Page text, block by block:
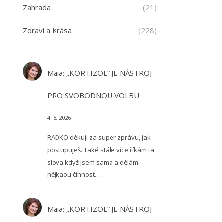
Zahrada (21)
Zdraví a Krása (228)
Maia: „KORTIZOL“ JE NÁSTROJ
PRO SVOBODNOU VOLBU
4. 8. 2026
RADKO děkuji za super zprávu, jak
postupuješ. Také stále více říkám ta
slova když jsem sama a dělám
nějkaou činnost.…
Maia: „KORTIZOL“ JE NÁSTROJ